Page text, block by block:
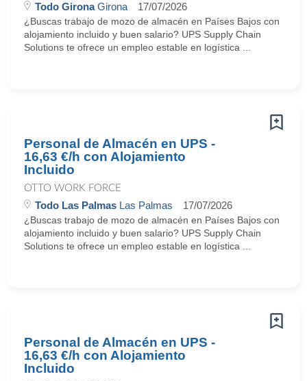
Todo GironaGirona 17/07/2026
¿Buscas trabajo de mozo de almacén en Países Bajos con
alojamiento incluido y buen salario? UPS Supply Chain
Solutions te ofrece un empleo estable en logística ...
Personal de Almacén en UPS -
16,63 €/h con Alojamiento
Incluido
OTTO WORK FORCE
Todo Las Palmas Las Palmas 17/07/2026
¿Buscas trabajo de mozo de almacén en Países Bajos con
alojamiento incluido y buen salario? UPS Supply Chain
Solutions te ofrece un empleo estable en logística ...
Personal de Almacén en UPS -
16,63 €/h con Alojamiento
Incluido